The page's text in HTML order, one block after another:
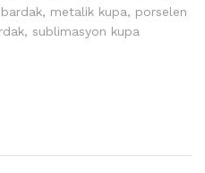
, metalik kupa, porselen
, sublimasyon kupa